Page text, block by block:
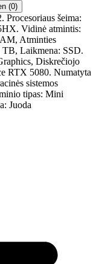
(0)
šeima:
Vidinė atmintis:
Atminties
Laikmena: SSD.
Diskrečiojo
RTX 5080. Numatyta
sistemos
tipas: Mini
Juoda